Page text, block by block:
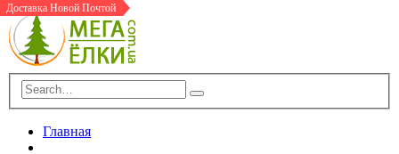
Главная
Доставка Новой Почтой
Доставка Новой Почтой